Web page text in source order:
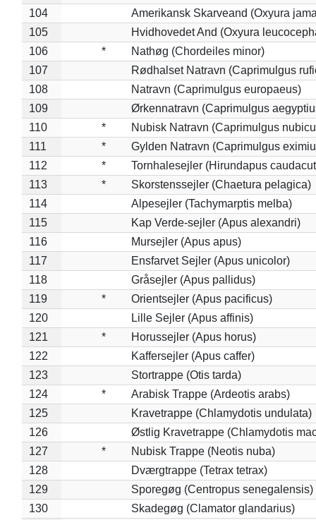
104
Amerikansk Skarveand (Oxyura
105
Hvidhovedet And (Oxyura
106
*
Nathøg (Chordeiles minor)
107
Rødhalset Natravn (Caprimulgus
108
Natravn (Caprimulgus europaeus)
109
Ørkennatravn (Caprimulgus
110
*
Nubisk Natravn (Caprimulgus
111
*
Gylden Natravn (Caprimulgus
112
*
Tornhalesejler (Hirundapus
113
*
Skorstenssejler (Chaetura pelagica)
114
Alpesejler (Tachymarptis melba)
115
Kap Verde-sejler (Apus alexandri)
116
Mursejler (Apus apus)
117
Ensfarvet Sejler (Apus unicolor)
118
Gråsejler (Apus pallidus)
119
*
Orientsejler (Apus pacificus)
120
Lille Sejler (Apus affinis)
121
*
Horussejler (Apus horus)
122
Kaffersejler (Apus caffer)
123
Stortrappe (Otis tarda)
124
*
Arabisk Trappe (Ardeotis arabs)
125
Kravetrappe (Chlamydotis undulata)
126
Østlig Kravetrappe (Chlamydotis
127
*
Nubisk Trappe (Neotis nuba)
128
Dværgtrappe (Tetrax tetrax)
129
Sporegøg (Centropus senegalensis)
130
Skadegøg (Clamator glandarius)